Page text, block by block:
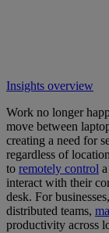
Insights overview
Work no longer
move between
creating a need for
regardless of
to remotely control
interact with their
desk. For
distributed teams,
productivity across